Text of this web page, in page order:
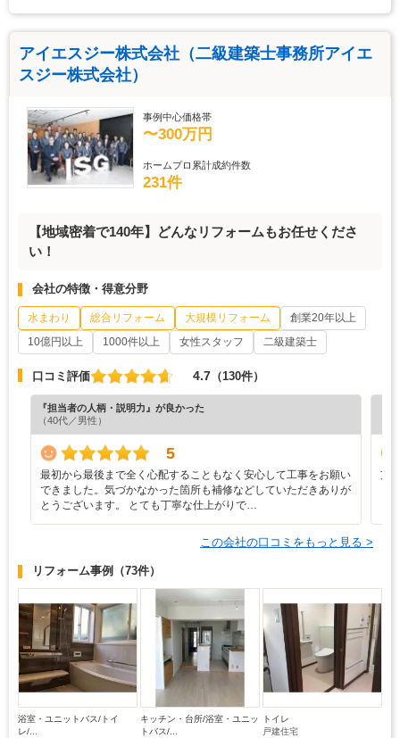
アイエスジー株式会社（二級建築士事務所アイエ
スジー株式会社）
事例中心価格帯
〜300万円
ホームプロ累計成約件数
231件
【地域密着で140年】どんなリフォームもお任せくださ
い！
会社の特徴・得意分野
水まわり 総合リフォーム 大規模リフォーム
創業20年以上
10億円以上
1000件以上 女性スタッフ 二級建築士
口コミ評価 4.7 （130件）
『担当者の人柄・説明力』が良かった
（40代／男性）
5
最初から最後まで全く心配することもなく安心して工事をお願い
できました。気づかなかった箇所も補修などしていただきありが
とうございます。 とても丁寧な仕上がりで…
支
この会社の口コミをもっと見る >
リフォーム事例 （73件）
浴室・ユニットバス/トイ
レ/...
キッチン・台所/浴室・ユニッ
トバス/...
トイレ
戸建住宅